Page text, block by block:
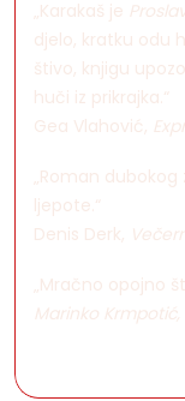
„Karakaš je
djelo, kratku odu
štivo, knjigu
huči iz prikrajka.“
Gea Vlahović,
„Roman
ljepote.“
Denis Derk,
„Mračno opojno
Marinko Krmpotić,